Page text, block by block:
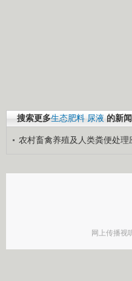
搜索更多生态肥料 尿液 的新闻
农村畜禽养殖及人类粪便处理
网上传播视